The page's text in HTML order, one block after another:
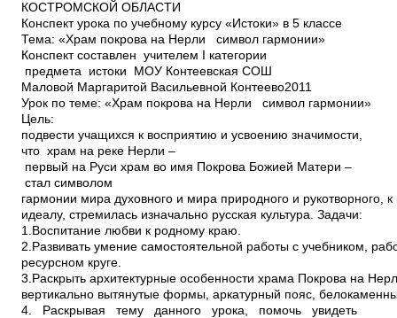
КОСТРОМСКОЙ ОБЛАСТИ
Конспект урока по учебному курсу «Истоки» в 5 классе
Тема: «Храм покрова на Нерли ­ символ гармонии»
Конспект составлен учителем I категории
предмета истоки МОУ Контеевская СОШ
Маловой Маргаритой Васильевной Контеево2011
Урок по теме: «Храм покрова на Нерли ­ символ гармонии»
Цель:
подвести учащихся к восприятию и усвоению значимости,
что храм на реке Нерли –
первый на Руси храм во имя Покрова Божией Матери –
стал символом
гармонии мира духовного и мира природного и рукотворного, к
идеалу, стремилась изначально русская культура. Задачи:
1.Воспитание любви к родному краю.
2.Развивать умение самостоятельной работы с учебником,
ресурсном круге.
3.Раскрыть архитектурные особенности храма Покрова на
вертикально вытянутые формы, аркатурный пояс,
4. Раскрывая тему данного урока, помочь увидеть